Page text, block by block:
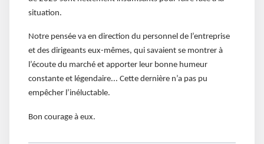
situation.
Notre pensée va en direction du personnel de l’entreprise
et des dirigeants eux-mêmes, qui savaient se montrer à
l’écoute du marché et apporter leur bonne humeur
constante et légendaire... Cette dernière n’a pas pu
empêcher l’inéluctable.
Bon courage à eux.